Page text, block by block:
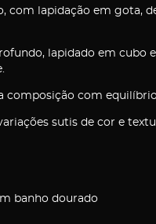
com lapidação em gota,
lapidado em cubo
composição com
sutis de cor e
banho dourado